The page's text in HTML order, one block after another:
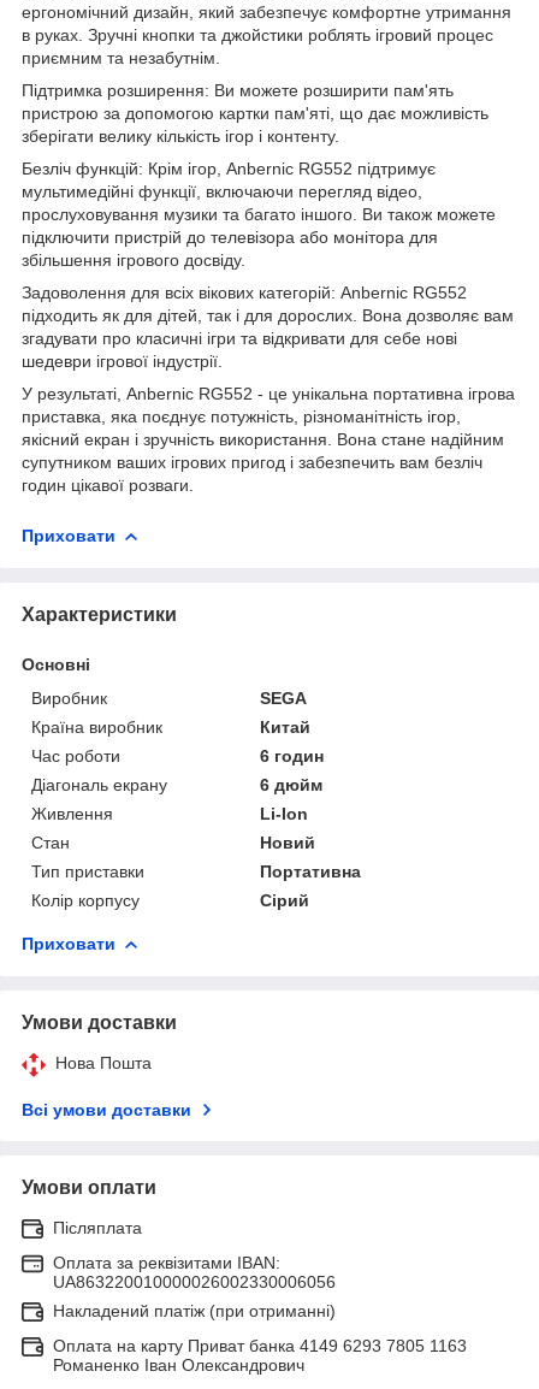
ергономічний дизайн, який забезпечує комфортне утримання
в руках. Зручні кнопки та джойстики роблять ігровий процес
приємним та незабутнім.
Підтримка розширення: Ви можете розширити пам'ять
пристрою за допомогою картки пам'яті, що дає можливість
зберігати велику кількість ігор і контенту.
Безліч функцій: Крім ігор, Anbernic RG552 підтримує
мультимедійні функції, включаючи перегляд відео,
прослуховування музики та багато іншого. Ви також можете
підключити пристрій до телевізора або монітора для
збільшення ігрового досвіду.
Задоволення для всіх вікових категорій: Anbernic RG552
підходить як для дітей, так і для дорослих. Вона дозволяє вам
згадувати про класичні ігри та відкривати для себе нові
шедеври ігрової індустрії.
У результаті, Anbernic RG552 - це унікальна портативна ігрова
приставка, яка поєднує потужність, різноманітність ігор,
якісний екран і зручність використання. Вона стане надійним
супутником ваших ігрових пригод і забезпечить вам безліч
годин цікавої розваги.
Приховати
Характеристики
Основні
Виробник
SEGA
Країна виробник
Китай
Час роботи
6 годин
Діагональ екрану
6 дюйм
Живлення
Li-Ion
Стан
Новий
Тип приставки
Портативна
Колір корпусу
Сірий
Приховати
Умови доставки
Нова Пошта
Всі умови доставки
Умови оплати
Післяплата
Оплата за реквізитами IBAN:
UA863220010000026002330006056
Накладений платіж (при отриманні)
Оплата на карту Приват банка 4149 6293 7805 1163
Романенко Іван Олександрович